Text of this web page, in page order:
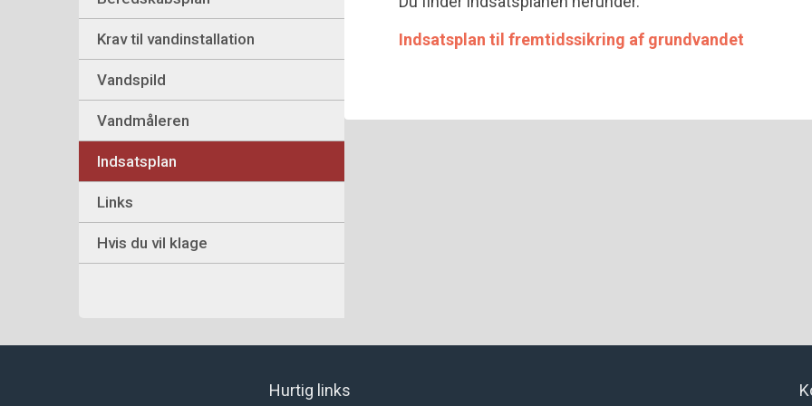
Krav til vandinstallation
Vandspild
Vandmåleren
Indsatsplan
Links
Hvis du vil klage
Indsatsplan til fremtidssikring af grundvandet
Hurtig links